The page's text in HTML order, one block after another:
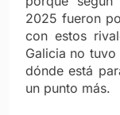
2025 fueron
con estos
Galicia no
dónde está
un punto más.